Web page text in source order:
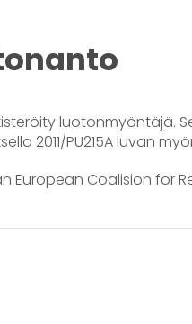
luotonmyöntäjä.
2011/PU215A luvan
Coalision for